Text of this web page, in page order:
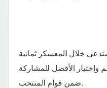
خلال المعسكر ثمانية
وإختيار الأفضل للمشاركة
ضمن قوام المنتخب.